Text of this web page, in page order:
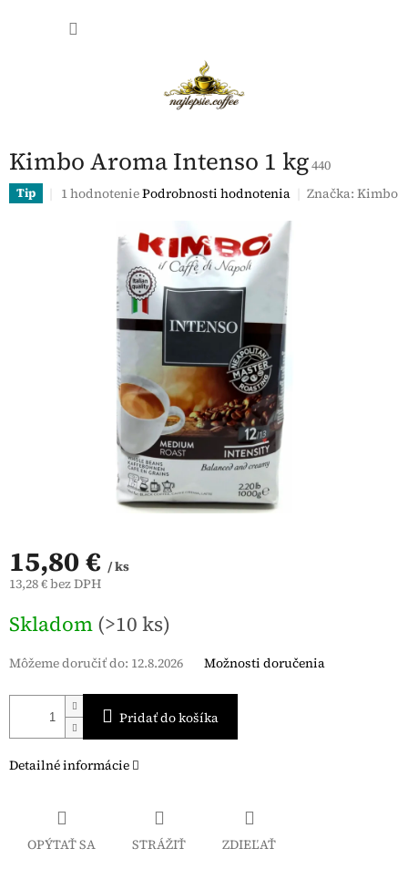
Kimbo Aroma Intenso 1 kg440
Tip
Priemerné
hviezdičiek.
1 hodnoteniePodrobnosti hodnotenia Značka: Kimbo
15,80 € / ks
13,28 € bez DPH
cena:
Skladom (>10 ks)
Môžeme doručiť do: 12.8.2026 Možnosti doručenia
Pridať do košíka
Detailné informácie
OPÝTAŤ SA STRÁŽIŤ ZDIEĽAŤ